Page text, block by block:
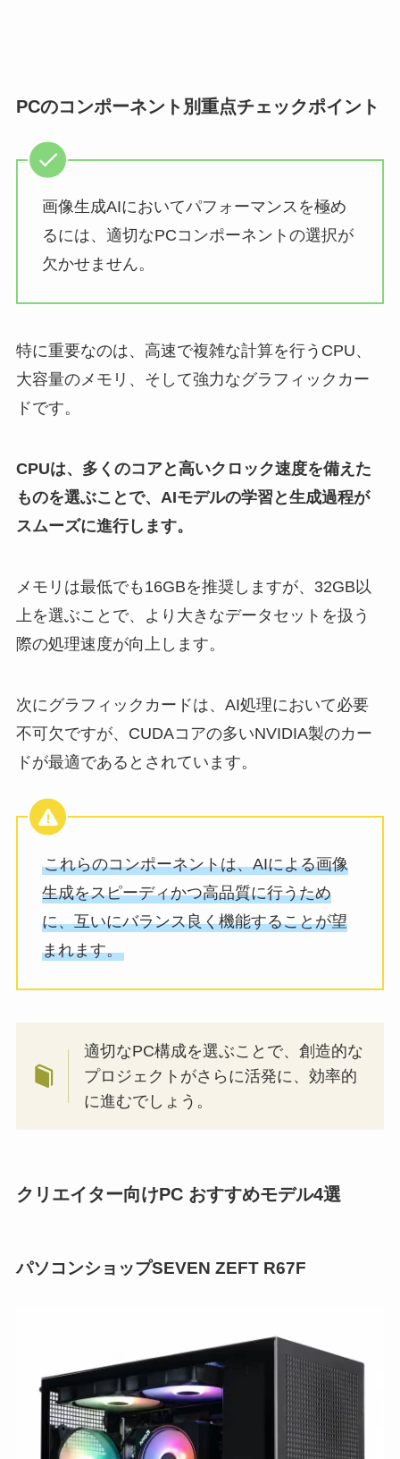
PCのコンポーネント別重点チェックポイント
画像生成AIにおいてパフォーマンスを極め
るには、適切なPCコンポーネントの選択が
欠かせません。
特に重要なのは、高速で複雑な計算を行うCPU、
大容量のメモリ、そして強力なグラフィックカー
ドです。
CPUは、多くのコアと高いクロック速度を備えた
ものを選ぶことで、AIモデルの学習と生成過程が
スムーズに進行します。
メモリは最低でも16GBを推奨しますが、32GB以
上を選ぶことで、より大きなデータセットを扱う
際の処理速度が向上します。
次にグラフィックカードは、AI処理において必要
不可欠ですが、CUDAコアの多いNVIDIA製のカー
ドが最適であるとされています。
これらのコンポーネントは、AIによる画像
生成をスピーディかつ高品質に行うため
に、互いにバランス良く機能することが望
まれます。
適切なPC構成を選ぶことで、創造的な
プロジェクトがさらに活発に、効率的
に進むでしょう。
クリエイター向けPC おすすめモデル4選
パソコンショップSEVEN ZEFT R67F